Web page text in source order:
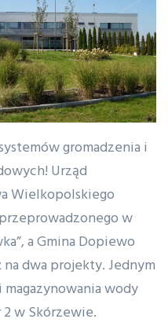
gromadzenia i
Urząd
Wielkopolskiego
w
a Gmina Dopiewo
na dwa projekty. Jednym
wody
w Skórzewie.